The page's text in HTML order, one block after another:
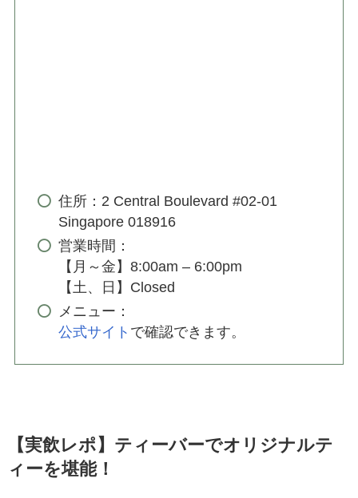
住所：2 Central Boulevard #02-01
Singapore 018916
営業時間：
【月～金】8:00am – 6:00pm
【土、日】Closed
メニュー：
公式サイト で確認できます。
【実飲レポ】ティーバーでオリジナルテ
ィーを堪能！